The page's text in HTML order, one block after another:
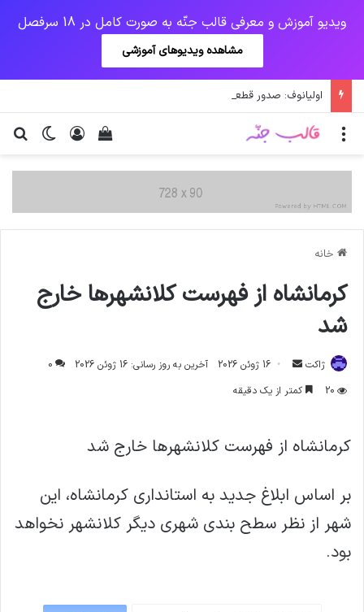
ویدیو آموزش و معرفی قالب جنّه به صورت کامل در 18 سرفصل
مشاهده ویدیوهای آموزشی
اولیانوف: صدور قطعنامه‌های علیه ایران احیای برجام را دشوار می‌کند
تغییر ورود
دیدن سبد خرید منو
خانه
کرمانشاه از فهرست کلانشهرها خارج
شد
ژاکت
ارسال
ایمیل
16 ژوئن 2026 آخرین به روز رسانی: 16 ژوئن 2026
0
20
کمتر از یک دقیقه
کرمانشاه از فهرست کلانشهرها خارج شد
بر اساس ابلاغ جدید به استانداری کرمانشاه، این
شهر از نظر سطح بندی شهری دیگر کلانشهر نخواهد
بود.